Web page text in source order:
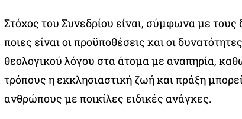
Στόχος του Συνεδρίου είναι, σύμφωνα με τους
ποιες είναι οι προϋποθέσεις και οι
θεολογικού λόγου στα άτομα με αναπηρία,
τρόπους η εκκλησιαστική ζωή και πράξη
ανθρώπους με ποικίλες ειδικές ανάγκες.